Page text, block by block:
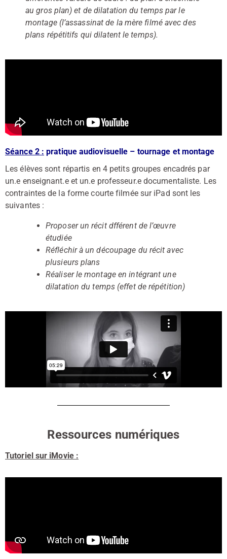
au gros plan) et de dilatation du temps par le
montage (l’assassinat de la mère filmé avec des
plans répétitifs qui dilatent le temps).
Séance 2 : pratique audiovisuelle – tournage et montage
Les élèves sont répartis en 4 petits groupes encadrés par
un.e enseignant.e et un.e professeur.e documentaliste. Les
contraintes de la forme courte filmée sur iPad sont les
suivantes :
Proposer un récit dfférent de l’œuvre
étudiée
Réfléchir à un découpage du récit avec
plusieurs plans
Réaliser le montage en intégrant une
dilatation du temps (effet de répétition)
Ressources numériques
Tutoriel sur iMovie :